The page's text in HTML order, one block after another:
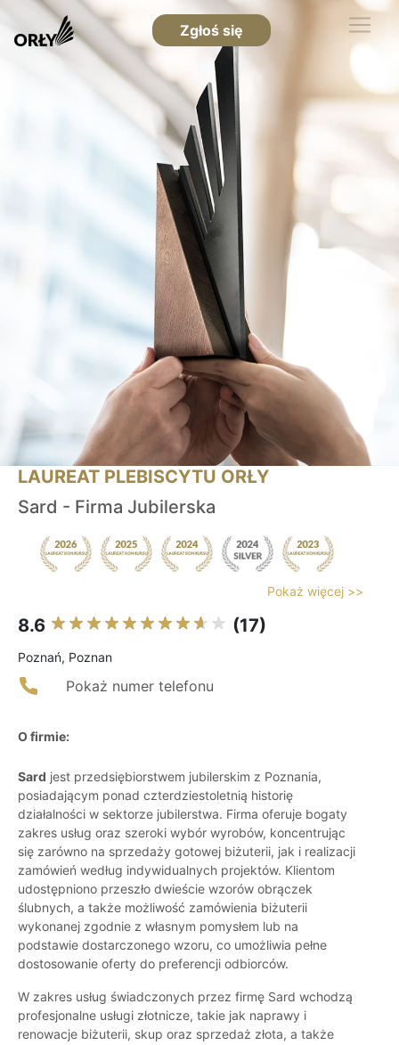
Zgłoś się
LAUREAT PLEBISCYTU ORŁY
Sard - Firma Jubilerska
Pokaż więcej >>
8.6 (17)
Poznań, Poznan
Pokaż numer telefonu
O firmie:
Sard jest przedsiębiorstwem jubilerskim z Poznania,
posiadającym ponad czterdziestoletnią historię
działalności w sektorze jubilerstwa. Firma oferuje bogaty
zakres usług oraz szeroki wybór wyrobów, koncentrując
się zarówno na sprzedaży gotowej biżuterii, jak i realizacji
zamówień według indywidualnych projektów. Klientom
udostępniono przeszło dwieście wzorów obrączek
ślubnych, a także możliwość zamówienia biżuterii
wykonanej zgodnie z własnym pomysłem lub na
podstawie dostarczonego wzoru, co umożliwia pełne
dostosowanie oferty do preferencji odbiorców.
W zakres usług świadczonych przez firmę Sard wchodzą
profesjonalne usługi złotnicze, takie jak naprawy i
renowacje biżuterii, skup oraz sprzedaż złota, a także